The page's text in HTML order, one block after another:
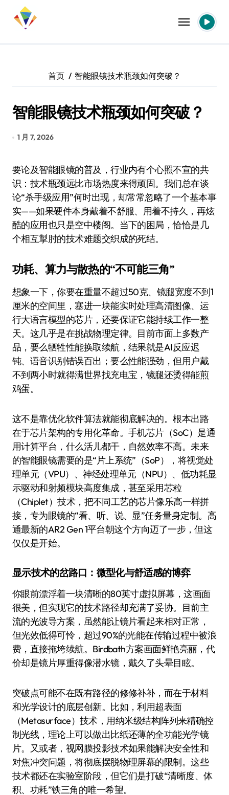
首页 智能眼镜技术瓶颈如何突破？
智能眼镜技术瓶颈如何突破？
1 月 7, 2026
要论及智能眼镜的普及，行业内有个心照不宣的共
识：技术瓶颈远比市场热度来得顽固。我们总在谈
论“杀手级应用”何时出现，却常常忽略了一个基本事
实——如果硬件本身戴着不舒服、用着不持久，再炫
酷的应用也只是空中楼阁。当下的困局，恰恰是几
个相互掣肘的技术难题交织成的死结。
功耗、算力与散热的“不可能三角”
想象一下，你要在重量不超过50克、镜腿宽度不到1
厘米的空间里，塞进一块能实时处理高清图像、运
行大语言模型的芯片，还要保证它能持续工作一整
天。这几乎是在挑战物理定律。目前市面上多数产
品，要么牺牲性能换取续航，结果就是AI反应迟
钝、语音识别错误百出；要么性能强劲，但用户戴
不到两小时就得满世界找充电宝，镜腿还烫得能煎
鸡蛋。
这不是靠优化软件算法就能彻底解决的。根本出路
在于芯片架构的专用化革命。手机芯片（SoC）是通
用计算平台，什么活儿都干，自然效率不高。未来
的智能眼镜需要的是“片上系统”（SoP），将视觉处
理单元（VPU）、神经处理单元（NPU）、低功耗显
示驱动和射频模块高度集成，甚至采用芯粒
（Chiplet）技术，把不同工艺的芯片像乐高一样拼
接，专为眼镜的“看、听、说、显”任务量身定制。高
通最新的AR2 Gen 1平台朝这个方向迈了一步，但这
仅仅是开始。
显示技术的岔路口：微型化与舒适感的博弈
你眼前漂浮着一块清晰的80英寸虚拟屏幕，这画面
很美，但实现它的技术路径却充满了妥协。目前主
流的光波导方案，虽然能让镜片看起来相对正常，
但光效低得可怜，超过90%的光能在传输过程中被浪
费，直接拖垮续航。Birdbath方案画面鲜艳亮丽，代
价却是镜片厚重得像潜水镜，戴久了头晕目眩。
突破点可能不在既有路径的修修补补，而在于材料
和光学设计的底层创新。比如，利用超表面
（Metasurface）技术，用纳米级结构阵列来精确控
制光线，理论上可以做出比纸还薄的全功能光学镜
片。又或者，视网膜投影技术如果能解决安全性和
对焦冲突问题，将彻底摆脱物理屏幕的限制。这些
技术都还在实验室阶段，但它们是打破“清晰度、体
积、功耗”铁三角的唯一希望。